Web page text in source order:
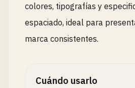
colores, tipografías y
espaciado, ideal para
marca consistentes.
Cuándo usarlo